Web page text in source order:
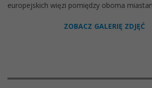
europejskich więzi pomiędzy oboma
ZOBACZ GALERIĘ ZDJĘĆ